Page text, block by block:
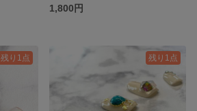
1,800円
残り1点 残り1点